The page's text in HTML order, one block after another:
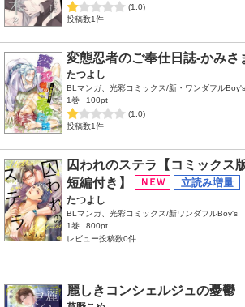
(1.0)
投稿数1件
変態忍者のご奉仕日誌-かみさ
たつよし
BLマンガ、光彩コミックス/新・ワンダフルBoy's
1巻
100pt
(1.0)
投稿数1件
囚われのステラ【コミックス
短編付き】
たつよし
BLマンガ、光彩コミックス/新ワンダフルBoy's
1巻
800pt
レビュー投稿数0件
麗しきコンシェルジュの憂